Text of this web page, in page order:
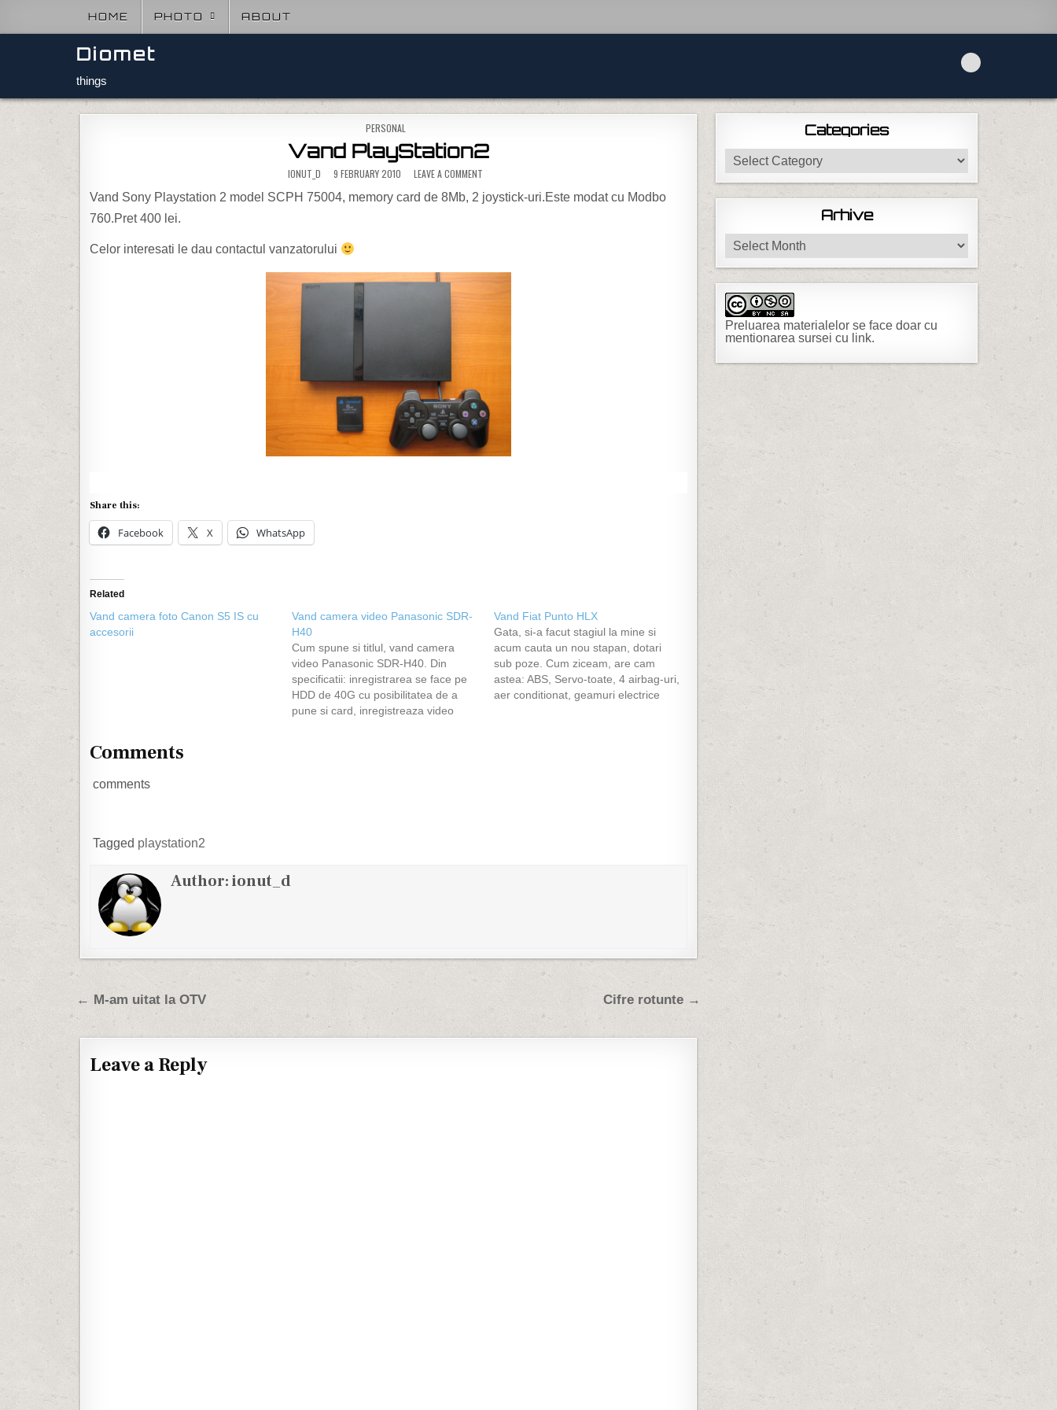
HOME PHOTO ABOUT
Diomet
things
POSTED IN
PERSONAL
Vand PlayStation2
IONUT_D 9 FEBRUARY 2010 LEAVE A COMMENT
Vand Sony Playstation 2 model SCPH 75004, memory card de 8Mb, 2 joystick-uri.Este modat cu Modbo
760.Pret 400 lei.
Celor interesati le dau contactul vanzatorului
Share this:
Facebook X WhatsApp
Related
Vand camera foto Canon S5 IS cu
accesorii
Vand camera video Panasonic SDR-
H40
Cum spune si titlul, vand camera
video Panasonic SDR-H40. Din
specificatii: inregistrarea se face pe
HDD de 40G cu posibilitatea de a
pune si card, inregistreaza video
Vand Fiat Punto HLX
Gata, si-a facut stagiul la mine si
acum cauta un nou stapan, dotari
sub poze. Cum ziceam, are cam
astea: ABS, Servo-toate, 4 airbag-uri,
aer conditionat, geamuri electrice
Comments
comments
Tagged playstation2
Author:ionut_d
Post navigation Cifre rotunte →
← M-am uitat la OTV
Leave a Reply
Categories
Categories
Arhive
Arhive
Preluarea materialelor se face doar cu
mentionarea sursei cu link.